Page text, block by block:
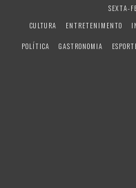
SEXTA-
CULTURA
ENTRETENIMENTO
POLÍTICA
GASTRONOMIA